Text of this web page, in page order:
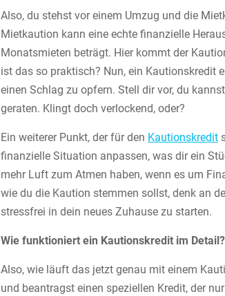
Also, du stehst vor einem Umzug und die
Mietkaution kann eine echte finanzielle
Monatsmieten beträgt. Hier kommt der
ist das so praktisch? Nun, ein Kautionskredit
einen Schlag zu opfern. Stell dir vor, du
geraten. Klingt doch verlockend, oder?
Ein weiterer Punkt, der für den Kautionskredit
finanzielle Situation anpassen, was dir ein
mehr Luft zum Atmen haben, wenn es um
wie du die Kaution stemmen sollst, denk an
stressfrei in dein neues Zuhause zu starten.
Wie funktioniert ein Kautionskredit im Detail?
Also, wie läuft das jetzt genau mit einem
und beantragst einen speziellen Kredit, der